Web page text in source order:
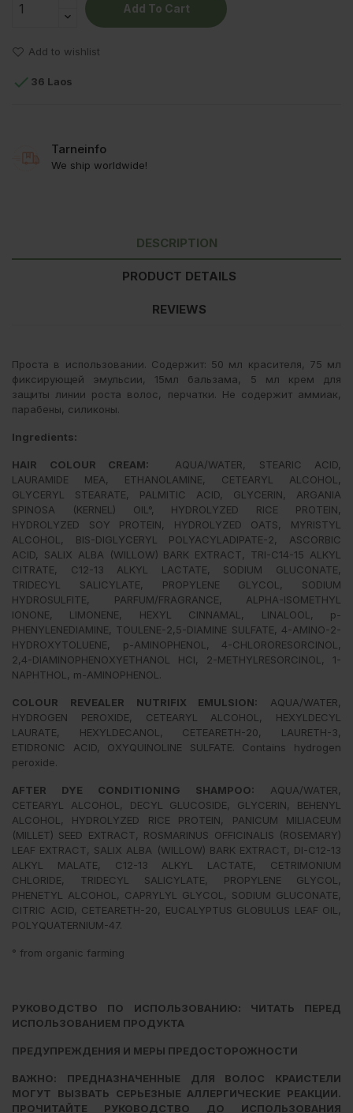
Add To Cart
Add to wishlist
 36 Laos
Tarneinfo
We ship worldwide!
DESCRIPTION
PRODUCT DETAILS
REVIEWS
Проста в использовании. Содержит: 50 мл красителя, 75 мл
фиксирующей эмульсии, 15мл бальзама, 5 мл крем для
защиты линии роста волос, перчатки. Не содержит аммиак,
парабены, силиконы.
Ingredients:
HAIR COLOUR CREAM: AQUA/WATER, STEARIC ACID,
LAURAMIDE MEA, ETHANOLAMINE, CETEARYL ALCOHOL,
GLYCERYL STEARATE, PALMITIC ACID, GLYCERIN, ARGANIA
SPINOSA (KERNEL) OIL°, HYDROLYZED RICE PROTEIN,
HYDROLYZED SOY PROTEIN, HYDROLYZED OATS, MYRISTYL
ALCOHOL, BIS-DIGLYCERYL POLYACYLADIPATE-2, ASCORBIC
ACID, SALIX ALBA (WILLOW) BARK EXTRACT, TRI-C14-15 ALKYL
CITRATE, C12-13 ALKYL LACTATE, SODIUM GLUCONATE,
TRIDECYL SALICYLATE, PROPYLENE GLYCOL, SODIUM
HYDROSULFITE, PARFUM/FRAGRANCE, ALPHA-ISOMETHYL
IONONE, LIMONENE, HEXYL CINNAMAL, LINALOOL, p-
PHENYLENEDIAMINE, TOULENE-2,5-DIAMINE SULFATE, 4-AMINO-2-
HYDROXYTOLUENE, p-AMINOPHENOL, 4-CHLORORESORCINOL,
2,4-DIAMINOPHENOXYETHANOL HCI, 2-METHYLRESORCINOL, 1-
NAPHTHOL, m-AMINOPHENOL.
COLOUR REVEALER NUTRIFIX EMULSION: AQUA/WATER,
HYDROGEN PEROXIDE, CETEARYL ALCOHOL, HEXYLDECYL
LAURATE, HEXYLDECANOL, CETEARETH-20, LAURETH-3,
ETIDRONIC ACID, OXYQUINOLINE SULFATE. Contains hydrogen
peroxide.
AFTER DYE CONDITIONING SHAMPOO: AQUA/WATER,
CETEARYL ALCOHOL, DECYL GLUCOSIDE, GLYCERIN, BEHENYL
ALCOHOL, HYDROLYZED RICE PROTEIN, PANICUM MILIACEUM
(MILLET) SEED EXTRACT, ROSMARINUS OFFICINALIS (ROSEMARY)
LEAF EXTRACT, SALIX ALBA (WILLOW) BARK EXTRACT, DI-C12-13
ALKYL MALATE, C12-13 ALKYL LACTATE, CETRIMONIUM
CHLORIDE, TRIDECYL SALICYLATE, PROPYLENE GLYCOL,
PHENETYL ALCOHOL, CAPRYLYL GLYCOL, SODIUM GLUCONATE,
CITRIC ACID, CETEARETH-20, EUCALYPTUS GLOBULUS LEAF OIL,
POLYQUATERNIUM-47.
° from organic farming
РУКОВОДСТВО ПО ИСПОЛЬЗОВАНИЮ: ЧИТАТЬ ПЕРЕД
ИСПОЛЬЗОВАНИЕМ ПРОДУКТА
ПРЕДУПРЕЖДЕНИЯ И МЕРЫ ПРЕДОСТОРОЖНОСТИ
ВАЖНО: ПРЕДНАЗНАЧЕННЫЕ ДЛЯ ВОЛОС КРАИСТЕЛИ
МОГУТ ВЫЗВАТЬ СЕРЬЕЗНЫЕ АЛЛЕРГИЧЕСКИЕ РЕАКЦИИ.
ПРОЧИТАЙТЕ РУКОВОДСТВО ДО ИСПОЛЬЗОВАНИЯ